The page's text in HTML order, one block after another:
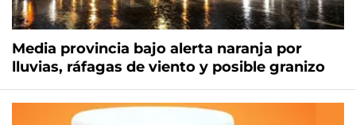
Media provincia bajo alerta naranja por
lluvias, ráfagas de viento y posible granizo